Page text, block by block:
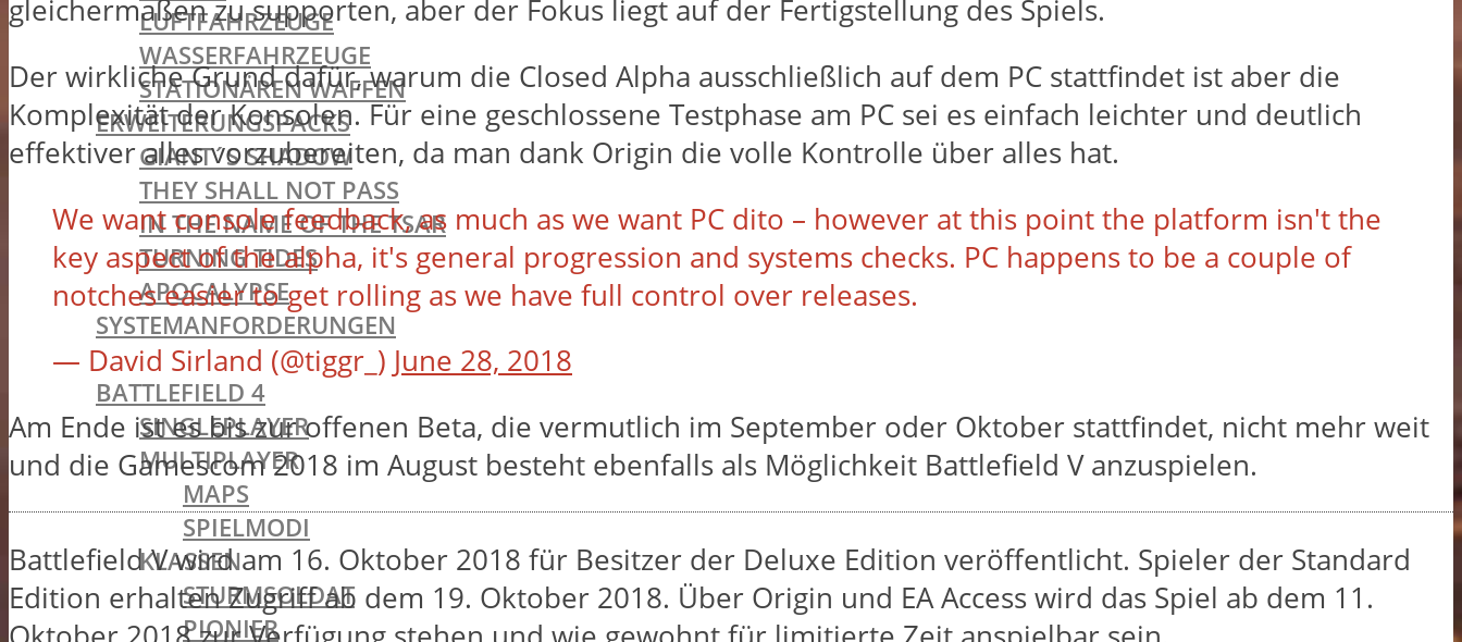
LUFTFAHRZEUGE
WASSERFAHRZEUGE
STATIONÄREN WAFFEN
ERWEITERUNGSPACKS
GIANT´S SHADOW
THEY SHALL NOT PASS
IN THE NAME OF THE TSAR
TURNING TIDES
APOCALYPSE
SYSTEMANFORDERUNGEN
BATTLEFIELD OLDIES
BATTLEFIELD 4
SINGLEPLAYER
MULTIPLAYER
MAPS
SPIELMODI
KLASSEN
STURMSOLDAT
PIONIER
gleichermaßen zu supporten, aber der Fokus liegt auf der Fertigstellung des Spiels.
Der wirkliche Grund dafür, warum die Closed Alpha ausschließlich auf dem PC stattfindet ist aber die
Komplexität der Konsolen. Für eine geschlossene Testphase am PC sei es einfach leichter und deutlich
effektiver alles vorzubereiten, da man dank Origin die volle Kontrolle über alles hat.
We want console feedback, as much as we want PC dito – however at this point the platform isn't the
key aspect of the alpha, it's general progression and systems checks. PC happens to be a couple of
notches easier to get rolling as we have full control over releases.
— David Sirland (@tiggr_) June 28, 2018
Am Ende ist es bis zur offenen Beta, die vermutlich im September oder Oktober stattfindet, nicht mehr weit
und die Gamescom 2018 im August besteht ebenfalls als Möglichkeit Battlefield V anzuspielen.
Battlefield V wird am 16. Oktober 2018 für Besitzer der Deluxe Edition veröffentlicht. Spieler der Standard
Edition erhalten Zugriff ab dem 19. Oktober 2018. Über Origin und EA Access wird das Spiel ab dem 11.